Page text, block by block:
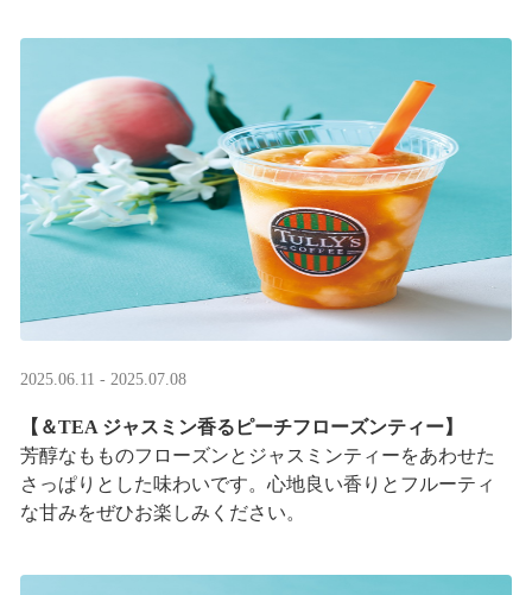
2025.06.11 - 2025.07.08
【＆TEA ジャスミン香るピーチフローズンティー】
芳醇なもものフローズンとジャスミンティーをあわせた
さっぱりとした味わいです。心地良い香りとフルーティ
な甘みをぜひお楽しみください。